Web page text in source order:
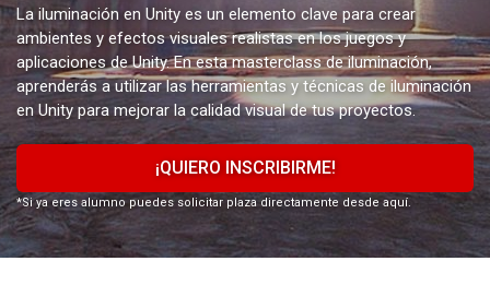
La iluminación en Unity es un elemento clave para crear
ambientes y efectos visuales realistas en los juegos y
aplicaciones de Unity. En esta masterclass de iluminación,
aprenderás a utilizar las herramientas y técnicas de iluminación
en Unity para mejorar la calidad visual de tus proyectos.
¡QUIERO INSCRIBIRME!
*Si ya eres alumno puedes solicitar plaza directamente desde aquí.